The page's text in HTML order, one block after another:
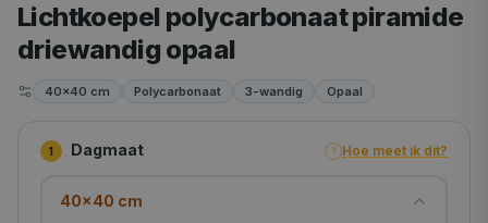
Lichtkoepel polycarbonaat piramide
driewandig opaal
40×40 cm Polycarbonaat 3-wandig Opaal
1 Dagmaat ? Hoe meet ik dit?
40×40 cm